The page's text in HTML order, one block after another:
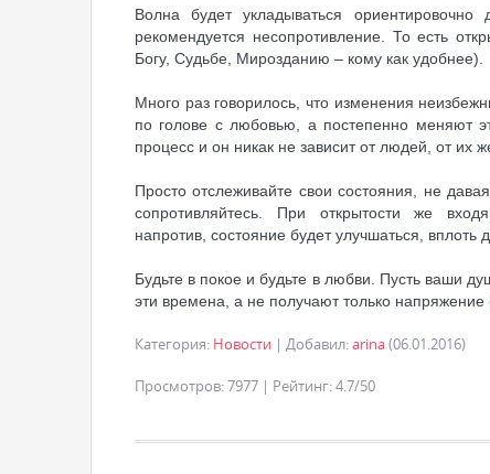
Волна будет укладываться
рекомендуется несопротивление. То есть
Богу, Судьбе, Мирозданию – кому как удобнее).
Много раз говорилось, что изменения
по голове с любовью, а постепенно меняют
процесс и он никак не зависит от людей, от их
Просто отслеживайте свои состояния, не
сопротивляйтесь. При открытости же
напротив, состояние будет улучшаться,
Будьте в покое и будьте в любви. Пусть ваши
эти времена, а не получают только напряжение
Категория: Новости | Добавил:arina(06.01.2016)
Просмотров:7977 | Рейтинг:4.7/50